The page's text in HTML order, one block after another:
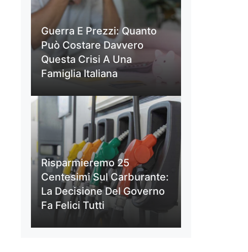
Guerra E Prezzi: Quanto
Può Costare Davvero
Questa Crisi A Una
Famiglia Italiana
Risparmieremo 25
Centesimi Sul Carburante:
La Decisione Del Governo
Fa Felici Tutti